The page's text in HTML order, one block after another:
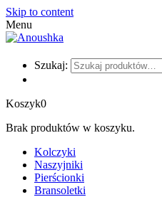
Skip to content
Menu
Szukaj:
Koszyk0
Brak produktów w koszyku.
Kolczyki
Naszyjniki
Pierścionki
Bransoletki